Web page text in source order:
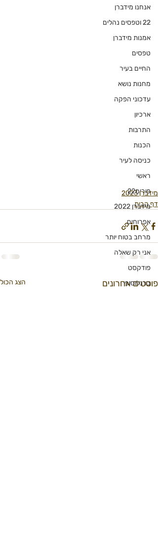
אנחנו מידברן
22 וטפסים נהלים
אמנות מידברן
טפסים
החיים בעיר
מחנות נושא
עדכוני הפקה
ארכיון
התרבות
הכנות
כניסה לעיר
ראשי
פורים22
מידברן 2022
אפרוחים
מרחב בטוח יותר
אני רק שאלה
פודקסט
ברנלוסופי
מידברן 2023
דף הבית
פוסטים אחרונים הצג הכול